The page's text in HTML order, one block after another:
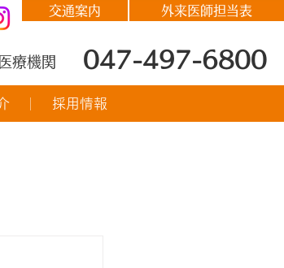
交通案内 外来医師担当表
療機関 047-497-6800
採用情報